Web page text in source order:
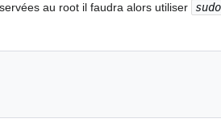
au root il faudra alors utiliser sudo